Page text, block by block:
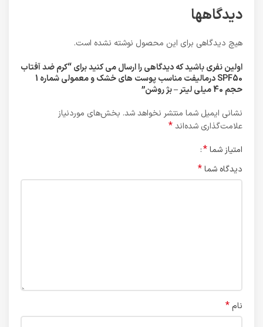
دیدگاهها
هیچ دیدگاهی برای این محصول نوشته نشده است.
اولین نفری باشید که دیدگاهی را ارسال می کنید برای “کرم ضد آفتاب
SPF50 درمالیفت مناسب پوست های خشک و معمولی شماره 1
حجم 40 میلی لیتر – بژ روشن”
نشانی ایمیل شما منتشر نخواهد شد. بخش‌های موردنیاز
علامت‌گذاری شده‌اند*
امتیاز شما*
دیدگاه شما*
نام *